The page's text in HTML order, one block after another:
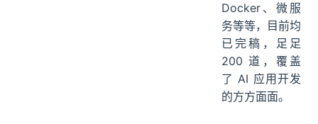
Docker、微服
务等等，目前均
已完稿，足足
200 道，覆盖
了 AI 应用开发
的方方面面。